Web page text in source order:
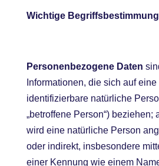
Wichtige
Personenbezogene Daten
Informationen, die sich auf
identifizierbare natürliche
„betroffene Person“) beziehen;
wird eine natürliche Person
oder indirekt, insbesondere
einer Kennung wie einem